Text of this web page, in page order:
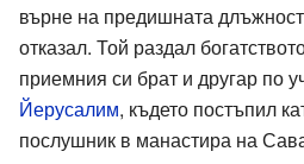
върне на предишната
отказал. Той раздал
приемния си брат и другар по
Йерусалим, където постъпил
послушник в манастира на